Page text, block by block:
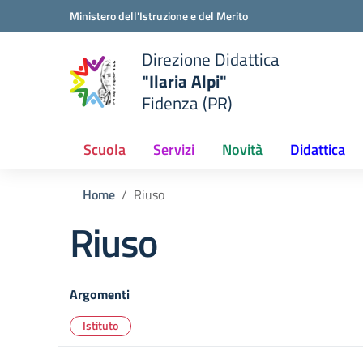
Vai ai contenuti
Vai al menu di navigazioneMinistero dell'Istruzione e del Merito
scuola
Direzione Didattica
"Ilaria Alpi"
Fidenza (PR)
Scuola Servizi Novità Didattica
Home Riuso
Riuso
Argomenti
Istituto